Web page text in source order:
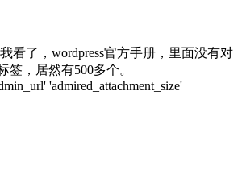
看了，wordpress官方手册，里面没有对
签，居然有500多个。
'admired_attachment_size'